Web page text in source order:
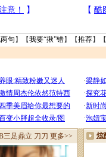
句 】【我要“揪”错】【推荐】